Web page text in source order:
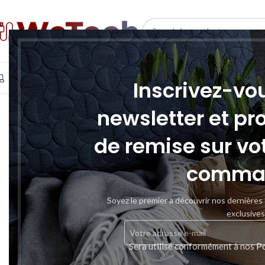
Inscrivez-
newsletter et
de remise sur
Soyez le premier à découvrir nos
exclusives
Sera utilisé conformément à nos
SELECT CATEGORY
INFORMATIQUE TÉLÉPHONIE & TABLETTE STOCKAGE